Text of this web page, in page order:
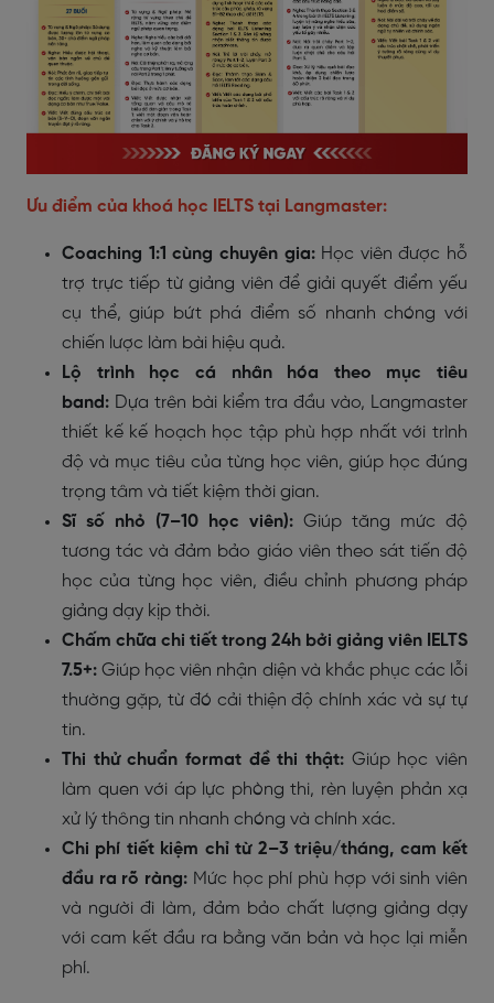
Ưu điểm của khoá học IELTS tại Langmaster:
Coaching 1:1 cùng chuyên gia: Học viên được hỗ
trợ trực tiếp từ giảng viên để giải quyết điểm yếu
cụ thể, giúp bứt phá điểm số nhanh chóng với
chiến lược làm bài hiệu quả.
Lộ trình học cá nhân hóa theo mục tiêu
band: Dựa trên bài kiểm tra đầu vào, Langmaster
thiết kế kế hoạch học tập phù hợp nhất với trình
độ và mục tiêu của từng học viên, giúp học đúng
trọng tâm và tiết kiệm thời gian.
Sĩ số nhỏ (7–10 học viên): Giúp tăng mức độ
tương tác và đảm bảo giáo viên theo sát tiến độ
học của từng học viên, điều chỉnh phương pháp
giảng dạy kịp thời.
Chấm chữa chi tiết trong 24h bởi giảng viên IELTS
7.5+: Giúp học viên nhận diện và khắc phục các lỗi
thường gặp, từ đó cải thiện độ chính xác và sự tự
tin.
Thi thử chuẩn format đề thi thật: Giúp học viên
làm quen với áp lực phòng thi, rèn luyện phản xạ
xử lý thông tin nhanh chóng và chính xác.
Chi phí tiết kiệm chỉ từ 2–3 triệu/tháng, cam kết
đầu ra rõ ràng: Mức học phí phù hợp với sinh viên
và người đi làm, đảm bảo chất lượng giảng dạy
với cam kết đầu ra bằng văn bản và học lại miễn
phí.